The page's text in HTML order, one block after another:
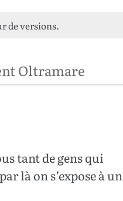
de versions.
Oltramare
tant de gens qui
là on s’expose à un